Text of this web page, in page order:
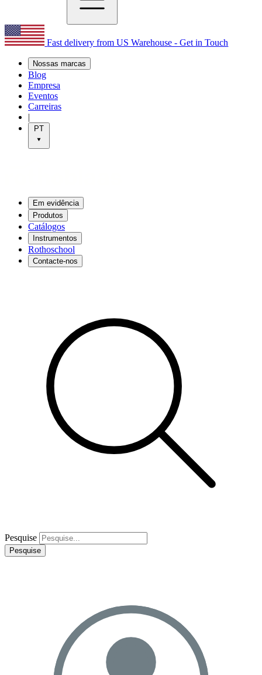
Fast delivery from US Warehouse - Get in Touch
Nossas marcas
Blog
Empresa
Eventos
Carreiras
|
PT
Em evidência
Produtos
Catálogos
Instrumentos
Rothoschool
Contacte-nos
Pesquise
Pesquise